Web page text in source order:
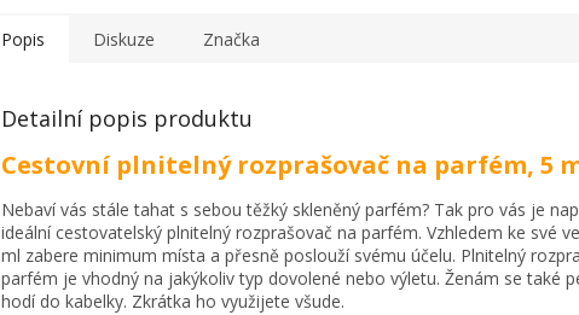
Popis Diskuze Značka
Detailní popis produktu
Cestovní plnitelný rozprašovač na parfém, 5
Nebaví vás stále tahat s sebou těžký skleněný parfém? Tak pro vás je
ideální cestovatelský plnitelný rozprašovač na parfém. Vzhledem ke své
ml zabere minimum místa a přesně poslouží svému účelu. Plnitelný
parfém je vhodný na jakýkoliv typ dovolené nebo výletu. Ženám se také
hodí do kabelky. Zkrátka ho využijete všude.